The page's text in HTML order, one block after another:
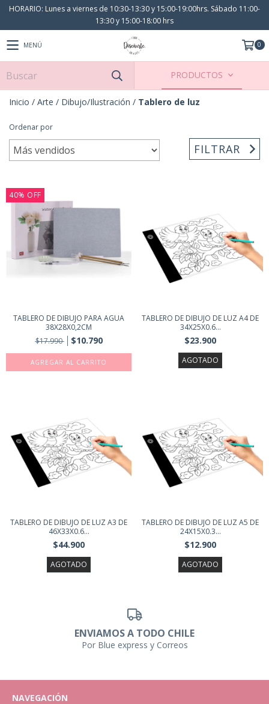
HORARIO: Lunes a viernes de 10:30-13:30 y 15:00-19:00hrs. Sábado 11:00-
13:30 y 15:00-18:00 hrs
MENÚ 0
PRODUCTOS
Inicio / Arte / Dibujo/Ilustración / Tablero de luz
Ordenar por
FILTRAR
40% OFF
TABLERO DE DIBUJO PARA AGUA
38X28X0,2CM
$17.990
$10.790
TABLERO DE DIBUJO DE LUZ A4 DE
34X25X0.6...
$23.900
AGOTADO
TABLERO DE DIBUJO DE LUZ A3 DE
46X33X0.6...
$44.900
AGOTADO
TABLERO DE DIBUJO DE LUZ A5 DE
24X15X0.3...
$12.900
AGOTADO
ENVIAMOS A TODO CHILE
Por Blue express y Correos
NAVEGACIÓN